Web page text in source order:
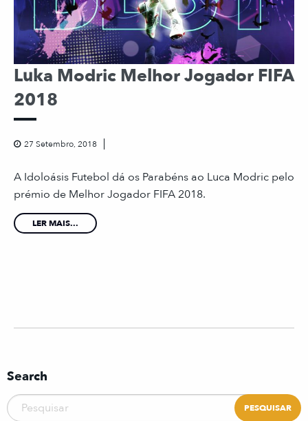
Luka Modric Melhor Jogador FIFA
2018
27 Setembro, 2018
A Idoloásis Futebol dá os Parabéns ao Luca Modric pelo
prémio de Melhor Jogador FIFA 2018.
LER MAIS...
Search